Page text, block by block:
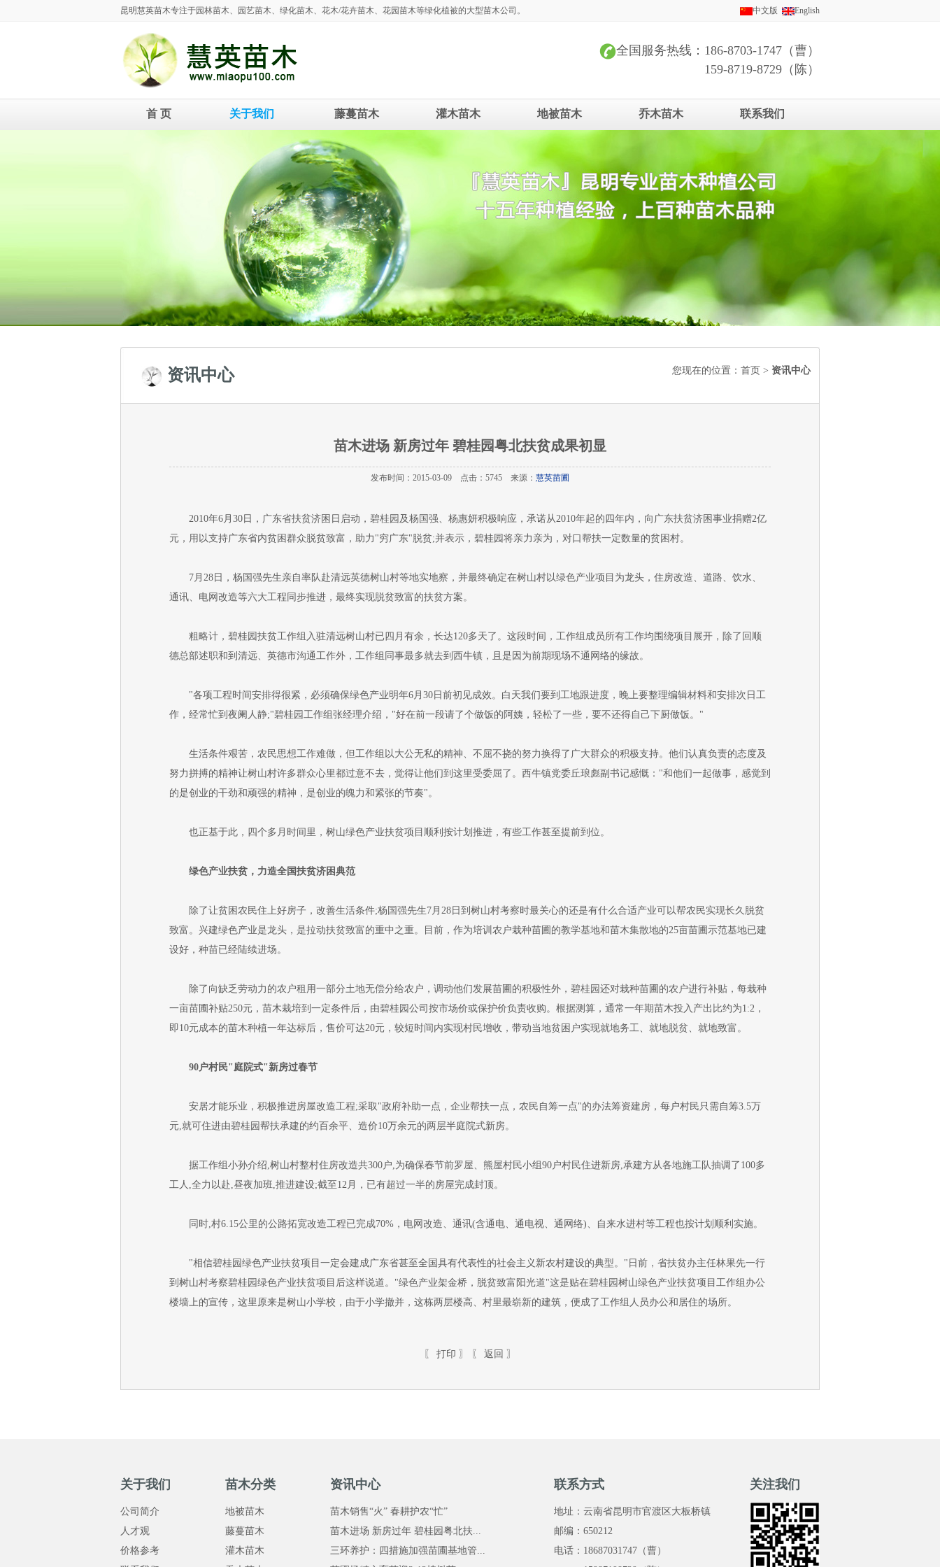
昆明慧英苗木专注于园林苗木、园艺苗木、绿化苗木、花木/花卉苗木、花园苗木等绿化植被的大型苗木公司。 中文版 English
全国服务热线：186-8703-1747（曹）
159-8719-8729（陈）
首 页 关于我们 藤蔓苗木 灌木苗木 地被苗木 乔木苗木 联系我们
资讯中心 您现在的位置： 首页 > 资讯中心
苗木进场 新房过年 碧桂园粤北扶贫成果初显
发布时间：2015-03-09 点击：5745 来源： 慧英苗圃
2010年6月30日，广东省扶贫济困日启动，碧桂园及杨国强、杨惠妍积极响应，承诺从2010年起的四年内，向广东扶贫济困事业捐赠2亿
元，用以支持广东省内贫困群众脱贫致富，助力"穷广东"脱贫;并表示，碧桂园将亲力亲为，对口帮扶一定数量的贫困村。
7月28日，杨国强先生亲自率队赴清远英德树山村等地实地察，并最终确定在树山村以绿色产业项目为龙头，住房改造、道路、饮水、
通讯、电网改造等六大工程同步推进，最终实现脱贫致富的扶贫方案。
粗略计，碧桂园扶贫工作组入驻清远树山村已四月有余，长达120多天了。这段时间，工作组成员所有工作均围绕项目展开，除了回顺
德总部述职和到清远、英德市沟通工作外，工作组同事最多就去到西牛镇，且是因为前期现场不通网络的缘故。
"各项工程时间安排得很紧，必须确保绿色产业明年6月30日前初见成效。白天我们要到工地跟进度，晚上要整理编辑材料和安排次日工
作，经常忙到夜阑人静;"碧桂园工作组张经理介绍，"好在前一段请了个做饭的阿姨，轻松了一些，要不还得自己下厨做饭。"
生活条件艰苦，农民思想工作难做，但工作组以大公无私的精神、不屈不挠的努力换得了广大群众的积极支持。他们认真负责的态度及
努力拼搏的精神让树山村许多群众心里都过意不去，觉得让他们到这里受委屈了。西牛镇党委丘琅彪副书记感慨："和他们一起做事，感觉到
的是创业的干劲和顽强的精神，是创业的魄力和紧张的节奏"。
也正基于此，四个多月时间里，树山绿色产业扶贫项目顺利按计划推进，有些工作甚至提前到位。
绿色产业扶贫，力造全国扶贫济困典范
除了让贫困农民住上好房子，改善生活条件;杨国强先生7月28日到树山村考察时最关心的还是有什么合适产业可以帮农民实现长久脱贫
致富。兴建绿色产业是龙头，是拉动扶贫致富的重中之重。目前，作为培训农户栽种苗圃的教学基地和苗木集散地的25亩苗圃示范基地已建
设好，种苗已经陆续进场。
除了向缺乏劳动力的农户租用一部分土地无偿分给农户，调动他们发展苗圃的积极性外，碧桂园还对栽种苗圃的农户进行补贴，每栽种
一亩苗圃补贴250元，苗木栽培到一定条件后，由碧桂园公司按市场价或保护价负责收购。根据测算，通常一年期苗木投入产出比约为1:2，
即10元成本的苗木种植一年达标后，售价可达20元，较短时间内实现村民增收，带动当地贫困户实现就地务工、就地脱贫、就地致富。
90户村民"庭院式"新房过春节
安居才能乐业，积极推进房屋改造工程;采取"政府补助一点，企业帮扶一点，农民自筹一点"的办法筹资建房，每户村民只需自筹3.5万
元,就可住进由碧桂园帮扶承建的约百余平、造价10万余元的两层半庭院式新房。
据工作组小孙介绍,树山村整村住房改造共300户,为确保春节前罗屋、熊屋村民小组90户村民住进新房,承建方从各地施工队抽调了100多
工人,全力以赴,昼夜加班,推进建设;截至12月，已有超过一半的房屋完成封顶。
同时,村6.15公里的公路拓宽改造工程已完成70%，电网改造、通讯(含通电、通电视、通网络)、自来水进村等工程也按计划顺利实施。
"相信碧桂园绿色产业扶贫项目一定会建成广东省甚至全国具有代表性的社会主义新农村建设的典型。"日前，省扶贫办主任林果先一行
到树山村考察碧桂园绿色产业扶贫项目后这样说道。"绿色产业架金桥，脱贫致富阳光道"这是贴在碧桂园树山绿色产业扶贫项目工作组办公
楼墙上的宣传，这里原来是树山小学校，由于小学撤并，这栋两层楼高、村里最崭新的建筑，便成了工作组人员办公和居住的场所。
〖 打印 〗 〖 返回 〗
关于我们 苗木分类 资讯中心 联系方式 关注我们
公司简介 地被苗木
苗木销售“火” 春耕护农“忙”
苗木进场 新房过年 碧桂园粤北扶...
三环养护：四措施加强苗圃基地管...
地址：云南省昆明市官渡区大板桥镇
人才观
藤蔓苗木
邮编：650212
价格参考
灌木苗木
电话：18687031747（曹）